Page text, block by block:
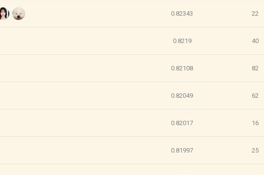
로그인
개인정보보호에 관해서는 관련법령 및 본 약관에서 정한 바에 의한다.
의 원활한 이행을 위하여 “개인회원” 및 “인재회원”이 “서비스”를 이용하
수 있다.
언제든지 원하는 경우에 서비스에 제공한 개인정보의 수집과 이용에 대
그 경우에는 일정 부분 서비스의 이용이 제한될 수 있다.
)
정한 서비스를 제공하며 그 예시 서비스 내용은 다음 각 호와 같다.
된 교육 제반 서비스
비스 이용 기록, 불량 이용 기록, 광고 ID, 접속 환경
정에서 이용자가 개인정보 수집에 대해 동의를 하고 직접 정보를 입력하
금 정산, 이벤트 응모, 고객센터 문의 등의 방법으로 수집
서 웹페이지, 메일, 팩스, 전화 등을 통해 이용자의 개인정보가 수집
트, 세미나, 시상식 등에서 서면을 통해 개인정보가 수집
0.82343 22
0.8219 40
0.82108 82
0.82049 62
0.82017 16
0.81997 25